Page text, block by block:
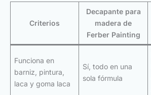
Criterios
Decapante para
madera de
Ferber Painting
Funciona en
barniz, pintura,
laca y goma laca
Sí, todo en una
sola fórmula